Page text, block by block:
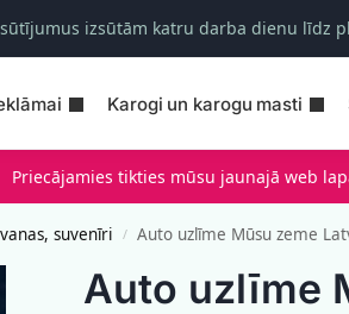
izsūtām katru darba dienu līdz
Karogi un karogu masti
Priecājamies tikties mūsu jaunajā web
suvenīri / Auto uzlīme Mūsu zeme
Auto uzlīme